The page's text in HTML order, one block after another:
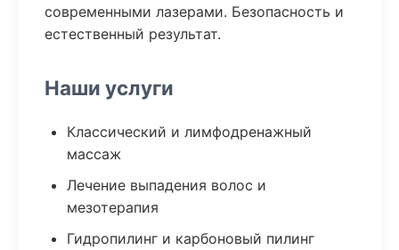
современными лазерами. Безопасность и
естественный результат.
Наши услуги
Классический и лимфодренажный
массаж
Лечение выпадения волос и
мезотерапия
Гидропилинг и карбоновый пилинг